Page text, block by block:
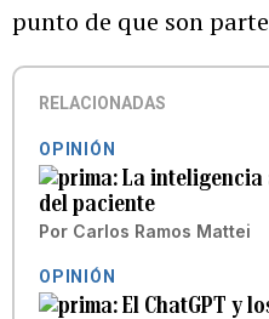
punto de que son
RELACIONADAS
OPINIÓN
La
del paciente
Por Carlos Ramos Mattei
OPINIÓN
El ChatGPT y